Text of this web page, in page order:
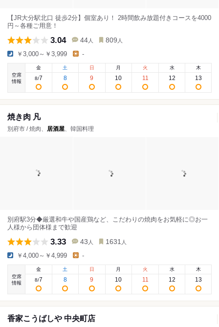
【JR大分駅北口 徒歩2分】個室あり！ 2時間飲み放題付きコースを4000
円～各種ご用意！
3.04 44 人 809 人
￥3,000～￥3,999 -
空席
情報
金
8/7
土
8
日
9
月
10
火
11
水
12
木
13
焼き肉 凡
別府市 / 焼肉、 居酒屋、韓国料理
別府駅3分◆厳選和牛や国産鶏など、こだわりの焼肉をお気軽に◎お一
人様から団体様まで歓迎
3.33 43 人 1631 人
￥4,000～￥4,999 -
空席
情報
金
8/7
土
8
日
9
月
10
火
11
水
12
木
13
香家こうばしや 中央町店